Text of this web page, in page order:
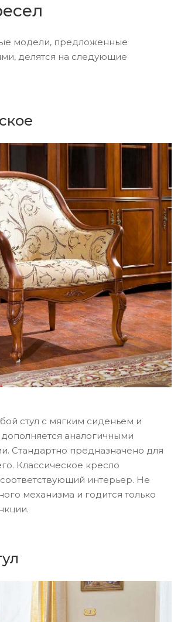
модели, предложенные
делятся на следующие
стул с мягким сиденьем и
аналогичными
Стандартно предназначено для
Классическое кресло
интерьер. Не
механизма и годится только